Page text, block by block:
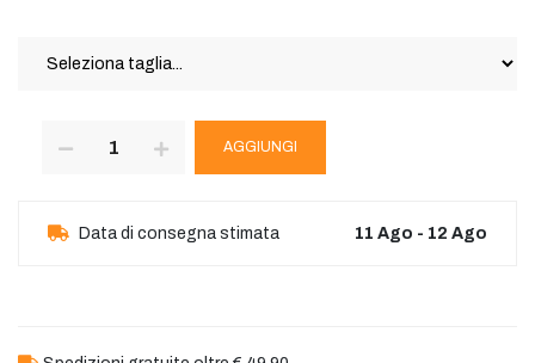
AGGIUNGI
Data di consegna stimata 11 Ago - 12 Ago